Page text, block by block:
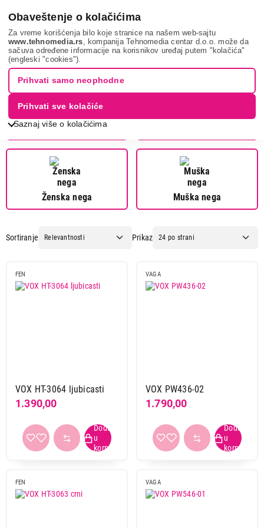
Obaveštenje o kolačićima
Za vreme korišćenja bilo koje stranice na našem web-sajtu
www.tehnomedia.rs , kompanija Tehnomedia centar d.o.o. može da
sačuva određene informacije na korisnikov uređaj putem "kolačića"
(engleski "cookies").
Saznaj više o kolačićima
Prihvati samo neophodne
Prihvati sve kolačiće
Vox
Telesne vage
Ženska nega Muška nega
Sortiranje Prikaz
FEN
VOX HT-3064 ljubicasti
1.390,00
VAGA
VOX PW436-02
1.790,00
FEN VAGA